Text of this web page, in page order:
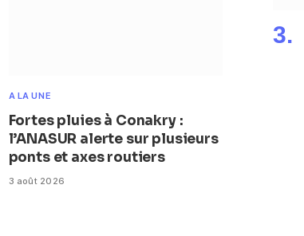
A LA UNE
Fortes pluies à Conakry :
l’ANASUR alerte sur plusieurs
ponts et axes routiers
3 août 2026